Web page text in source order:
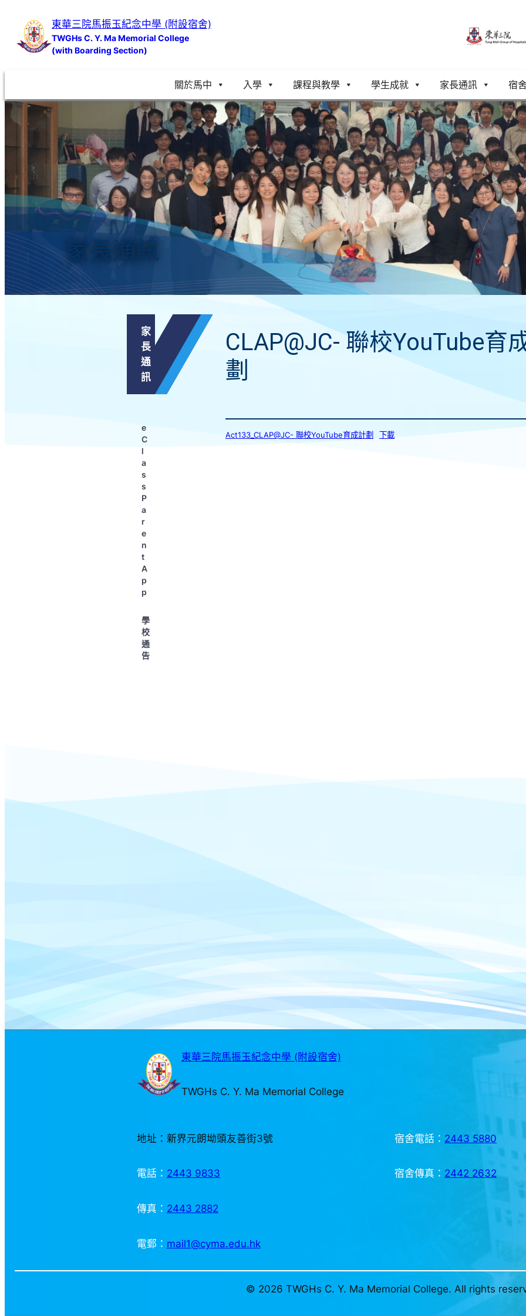
內
東華三院馬振玉紀念中學 (附設宿舍)
TWGHs C. Y. Ma Memorial College
(with Boarding Section)
關於馬中 入學 課程與教學 學生成就 家長通訊 宿
家長通訊
家
長
通
訊
e
C
l
a
s
s
P
a
r
e
n
t
A
p
p
學
校
通
告
CLAP@JC- 聯校YouTube育
劃
Act133_CLAP@JC- 聯校YouTube育成計劃 下載
東華三院馬振玉紀念中學 (附設宿舍)
TWGHs C. Y. Ma Memorial College
地址：新界元朗坳頭友善街3號
電話： 2443 9833
傳真： 2443 2882
電郵： mail1@cyma.edu.hk
宿舍電話： 2443 5880
宿舍傳真： 2442 2632
© 2026 TWGHs C. Y. Ma Memorial College. All rights